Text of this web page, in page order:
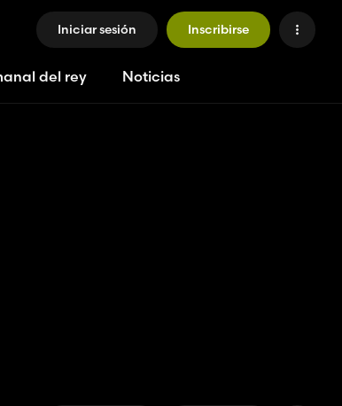
Iniciar sesión Inscribirse
del rey Noticias